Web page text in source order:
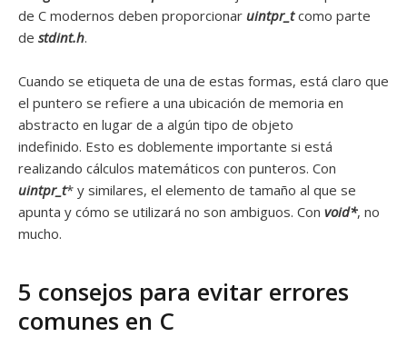
de C modernos deben proporcionar uintpr_tcomo parte
de stdint.h.
Cuando se etiqueta de una de estas formas, está claro que
el puntero se refiere a una ubicación de memoria en
abstracto en lugar de a algún tipo de objeto
indefinido. Esto es doblemente importante si está
realizando cálculos matemáticos con punteros. Con
uintpr_t* y similares, el elemento de tamaño al que se
apunta y cómo se utilizará no son ambiguos. Con void*, no
mucho.
5 consejos para evitar errores
comunes en C